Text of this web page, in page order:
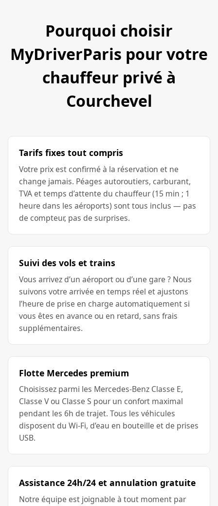
Pourquoi choisir
MyDriverParis pour votre
chauffeur privé à
Courchevel
Tarifs fixes tout compris
Votre prix est confirmé à la réservation et ne
change jamais. Péages autoroutiers, carburant,
TVA et temps d’attente du chauffeur (15 min ; 1
heure dans les aéroports) sont tous inclus — pas
de compteur, pas de surprises.
Suivi des vols et trains
Vous arrivez d’un aéroport ou d’une gare ? Nous
suivons votre arrivée en temps réel et ajustons
l’heure de prise en charge automatiquement si
vous êtes en avance ou en retard, sans frais
supplémentaires.
Flotte Mercedes premium
Choisissez parmi les Mercedes-Benz Classe E,
Classe V ou Classe S pour un confort maximal
pendant les 6h de trajet. Tous les véhicules
disposent du Wi-Fi, d’eau en bouteille et de prises
USB.
Assistance 24h/24 et annulation gratuite
Notre équipe est joignable à tout moment par